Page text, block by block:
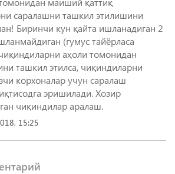
саралашни ташкил этилишини
Биринчи кун қайта ишланадиган 2
(гумус тайёрласа
аҳоли томонидан
ташкил этилса, чиқиндиларни
корхоналар учун саралаш
эришилади. Хозир
чиқиндилар аралаш.
15:25